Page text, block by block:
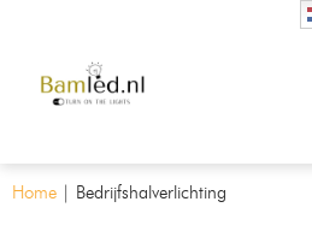
Home | Bedrijfshalverlichting